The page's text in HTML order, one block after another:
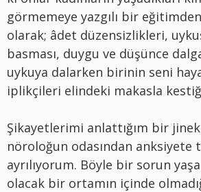
görmemeye yazgılı bir
olarak; âdet düzensizlikleri,
basması, duygu ve düşünce
uykuya dalarken birinin seni
iplikçileri elindeki makasla
Şikayetlerimi anlattığım bir
nöroloğun odasından anksiyete
ayrılıyorum. Böyle bir sorun
olacak bir ortamın içinde